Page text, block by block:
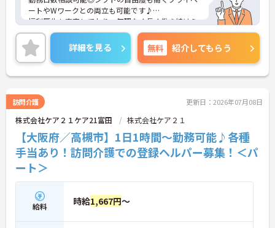
ートやWワークとの両立も可能です♪
福利厚生も充実しており、無理なく長く働き続けら
れる職場です。
ご興味のある方には、面接対策ポイントなどさらに
詳細をお話いたしますので、お気軽にご相談くださ
い。
詳細を見る 無料 紹介してもらう
訪問介護 更新日：2026年07月08日
株式会社ケア２１ケア21富田 株式会社ケア２１
【大阪府／高槻市】1日1時間～勤務可能♪各種
手当あり！訪問介護での登録ヘルパー募集！＜パ
ート＞
給料 時給1,667円～